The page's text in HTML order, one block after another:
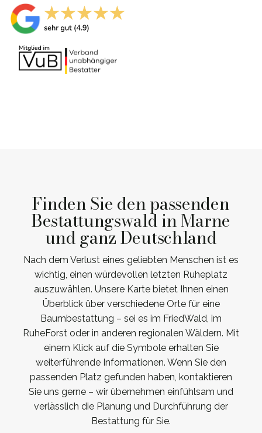
Finden Sie den passenden
Bestattungswald in Marne
und ganz Deutschland
Nach dem Verlust eines geliebten Menschen ist es
wichtig, einen würdevollen letzten Ruheplatz
auszuwählen. Unsere Karte bietet Ihnen einen
Überblick über verschiedene Orte für eine
Baumbestattung – sei es im FriedWald, im
RuheForst oder in anderen regionalen Wäldern. Mit
einem Klick auf die Symbole erhalten Sie
weiterführende Informationen. Wenn Sie den
passenden Platz gefunden haben, kontaktieren
Sie uns gerne – wir übernehmen einfühlsam und
verlässlich die Planung und Durchführung der
Bestattung für Sie.